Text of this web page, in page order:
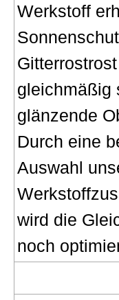
Werkstoff
gleichmäßig
glänzende
Durch eine
Auswahl
wird die
noch